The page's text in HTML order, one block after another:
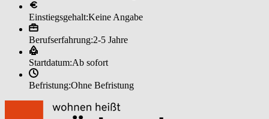
Einstiegsgehalt:Keine Angabe
Berufserfahrung:2-5 Jahre
Startdatum:Ab sofort
Befristung:Ohne Befristung